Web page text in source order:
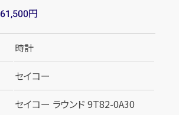
61,500円
時計
セイコー
セイコー ラウンド 9T82-0A30